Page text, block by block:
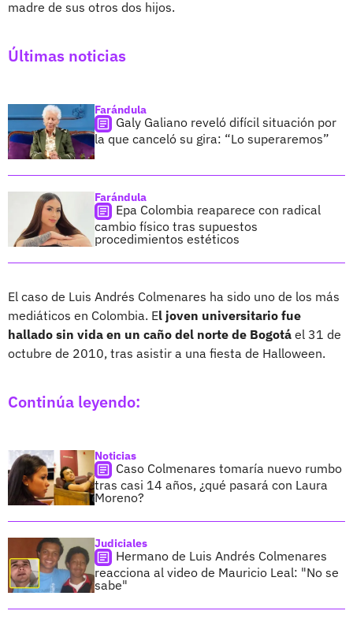
madre de sus otros dos hijos.
Últimas noticias
Farándula
Galy Galiano reveló difícil situación por
la que canceló su gira: “Lo superaremos”
Farándula
Epa Colombia reaparece con radical
cambio físico tras supuestos
procedimientos estéticos
El caso de Luis Andrés Colmenares ha sido uno de los más
mediáticos en Colombia. El joven universitario fue
hallado sin vida en un caño del norte de Bogotá el 31 de
octubre de 2010, tras asistir a una fiesta de Halloween.
Continúa leyendo:
Noticias
Caso Colmenares tomaría nuevo rumbo
tras casi 14 años, ¿qué pasará con Laura
Moreno?
Judiciales
Hermano de Luis Andrés Colmenares
reacciona al video de Mauricio Leal: "No se
sabe"